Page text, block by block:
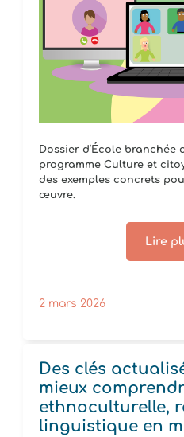
Dossier d’École
programme Culture et
des exemples concrets
œuvre.
Lire
2 mars 2026
Des clés
mieux
ethnoculturelle,
linguistique en